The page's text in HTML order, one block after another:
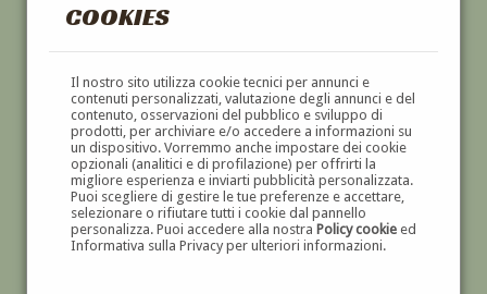
COOKIES
Il nostro sito utilizza cookie tecnici per annunci e
contenuti personalizzati, valutazione degli annunci e del
contenuto, osservazioni del pubblico e sviluppo di
prodotti, per archiviare e/o accedere a informazioni su
un dispositivo. Vorremmo anche impostare dei cookie
opzionali (analitici e di profilazione) per offrirti la
migliore esperienza e inviarti pubblicità personalizzata.
Puoi scegliere di gestire le tue preferenze e accettare,
selezionare o rifiutare tutti i cookie dal pannello
personalizza. Puoi accedere alla nostra Policy cookieed
Informativa sulla Privacy per ulteriori informazioni.
GALLERIAD'ARTE
DIPINTI E SCULTURE '800 E '900